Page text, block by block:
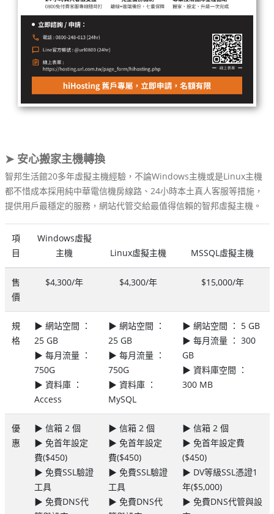
➤ 安心搬家主機轉換
智邦生活館20多年虛擬主機經驗，不論Windows主機或是Linux主機
都不惜成本採用純中華電信機房線路、24小時本土真人客服等措施，
提供用戶最穩定的服務，網站代管交給最值得信賴的智邦虛擬主機。
項
目
Windows虛擬
主機
Linux虛擬主機 MSSQL虛擬主機
售
價
$4,300/年 $4,300/年 $15,000/年
規
格
▶ 網站空間 ：
25 GB
▶ 每月流量 ：
750G
▶ 資料庫 ：
Access
▶ 網站空間 ：
25 GB
▶ 每月流量 ：
750G
▶ 資料庫 ：
MySQL
▶ 網站空間 ： 5 GB
▶ 每月流量 ： 300
GB
▶ 資料庫空間 ：
300 MB
優
惠
▶ 信箱 2 個
▶ 免首年設定
費($450)
▶ 免費SSL驗證
工具
▶ 免費DNS代
▶ 信箱 2 個
▶ 免首年設定
費($450)
▶ 免費SSL驗證
工具
▶ 免費DNS代
▶ 信箱 2 個
▶ 免首年設定費
($450)
▶ DV等級SSL憑證1
年($5,000)
▶ 免費DNS代管與設